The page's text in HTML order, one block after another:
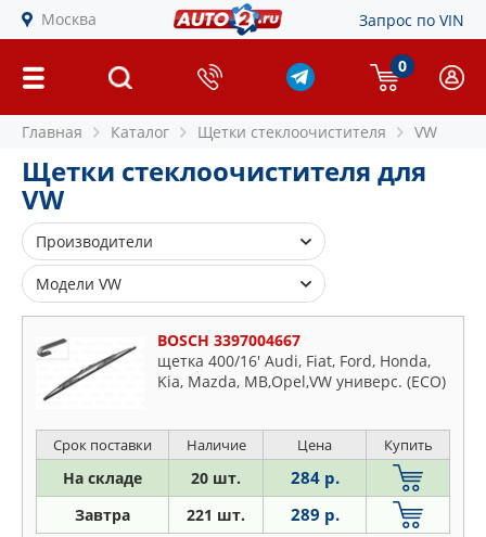
Москва Запрос по VIN
0
Главная Каталог Щетки стеклоочистителя VW
Щетки стеклоочистителя для
VW
Производители
ASHIKA
BOSCH
BSG
CHAMPION
DENSO
HELLA
JAPANPARTS
JAPKO
LYNXAUTO
Модели VW
Amarok
Arteon
Beetle
Caddy
Corrado
Crafter
Eos
BOSCH 3397004667
щетка 400/16' Audi, Fiat, Ford, Honda,
Kia, Mazda, MB,Opel,VW универс. (ECO)
Срок поставки Наличие Цена Купить
На складе 20 шт. 284 р.
Завтра 221 шт. 289 р.